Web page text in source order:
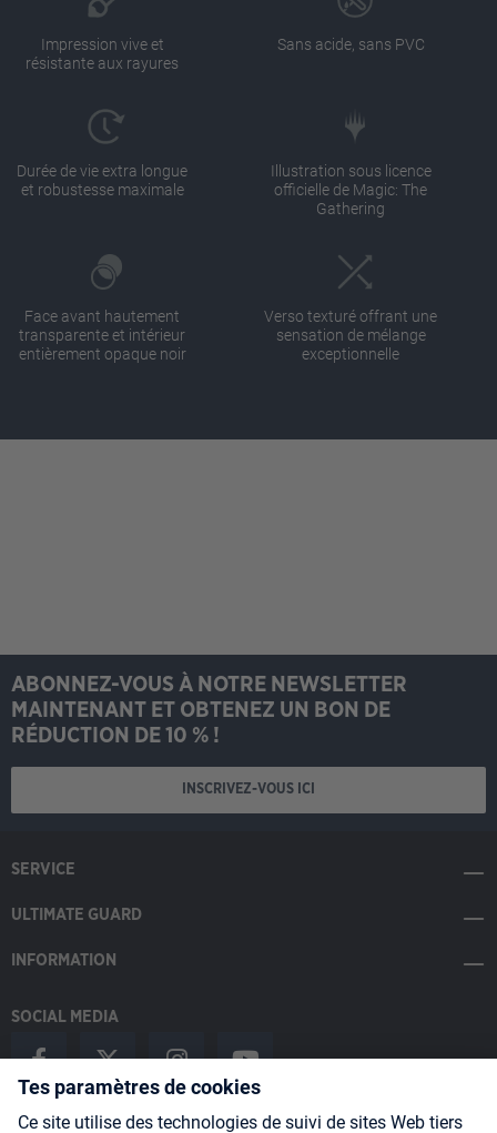
Impression vive et
résistante aux rayures
Sans acide, sans PVC
Durée de vie extra longue
et robustesse maximale
Illustration sous licence
officielle de Magic: The
Gathering
Face avant hautement
transparente et intérieur
entièrement opaque noir
Verso texturé offrant une
sensation de mélange
exceptionnelle
ABONNEZ-VOUS À NOTRE NEWSLETTER
MAINTENANT ET OBTENEZ UN BON DE
RÉDUCTION DE 10 % !
INSCRIVEZ-VOUS ICI
SERVICE
ULTIMATE GUARD
INFORMATION
SOCIAL MEDIA
Payment Methods